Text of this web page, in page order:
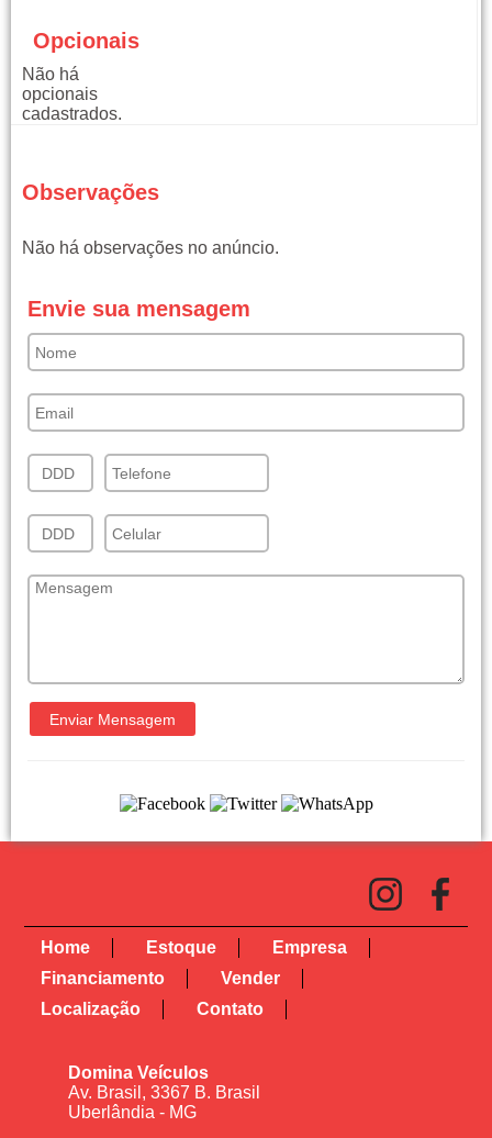
Opcionais
Não há
opcionais
cadastrados.
Observações
Não há observações no anúncio.
Envie sua mensagem
Home Estoque
Empresa
Financiamento
Vender
Localização
Contato
Domina Veículos
Av. Brasil, 3367 B. Brasil
Uberlândia - MG